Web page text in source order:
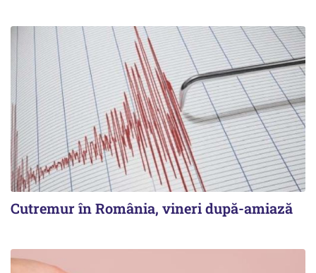
Cutremur în România, vineri după-amiază